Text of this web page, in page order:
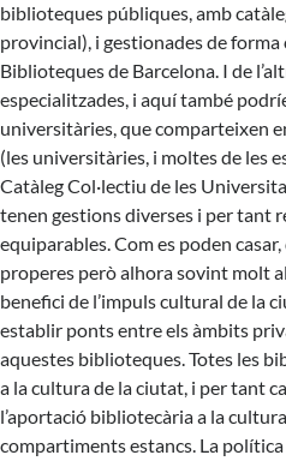
biblioteques públiques, amb
provincial), i gestionades de
Biblioteques de Barcelona. I de
especialitzades, i aquí també
universitàries, que comparteixen
(les universitàries, i moltes de les
Catàleg Col·lectiu de les
tenen gestions diverses i per tant
equiparables. Com es poden
properes però alhora sovint molt
benefici de l’impuls cultural de la
establir ponts entre els àmbits
aquestes biblioteques. Totes les
a la cultura de la ciutat, i per tant
l’aportació bibliotecària a la
compartiments estancs. La